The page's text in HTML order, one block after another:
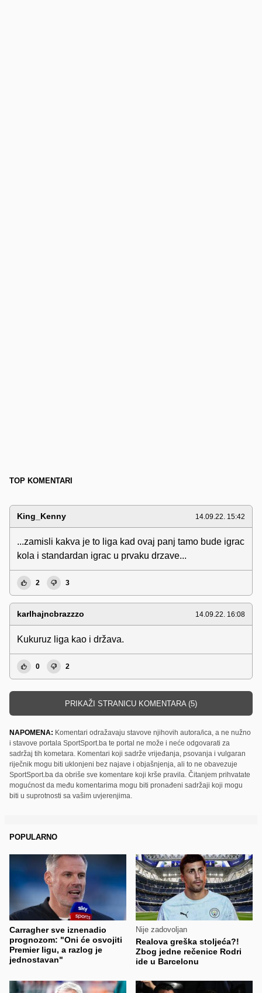
TOP KOMENTARI
King_Kenny 14.09.22. 15:42
...zamisli kakva je to liga kad ovaj panj tamo bude igrac
kola i standardan igrac u prvaku drzave...
2 3
karlhajncbrazzzo 14.09.22. 16:08
Kukuruz liga kao i država.
0 2
PRIKAŽI STRANICU KOMENTARA (5)
NAPOMENA: Komentari odražavaju stavove njihovih autora/ica, a ne nužno
i stavove portala SportSport.ba te portal ne može i neće odgovarati za
sadržaj tih kometara. Komentari koji sadrže vrijeđanja, psovanja i vulgaran
riječnik mogu biti uklonjeni bez najave i objašnjenja, ali to ne obavezuje
SportSport.ba da obriše sve komentare koji krše pravila. Čitanjem prihvatate
mogućnost da među komentarima mogu biti pronađeni sadržaji koji mogu
biti u suprotnosti sa vašim uvjerenjima.
POPULARNO
Carragher sve iznenadio
prognozom: "Oni će osvojiti
Premier ligu, a razlog je
jednostavan"
Nije zadovoljan
Realova greška stoljeća?!
Zbog jedne rečenice Rodri
ide u Barcelonu